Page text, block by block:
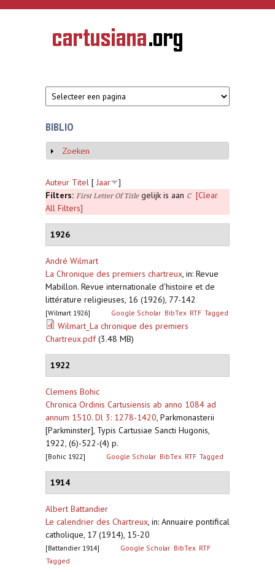
Overslaan en naar de inhoud gaan
CARTUSIANA
Geschiedenis
van de
BIBLIO
Weergeven
Zoeken
Auteur Titel [ Jaar
]
Filters: First Letter Of Titlegelijk is aan C
[Clear
All Filters]
1926
André Wilmart
La Chronique des premiers chartreux, in: Revue
Mabillon. Revue internationale d'histoire et de
littérature religieuses, 16 (1926), 77-142
[Wilmart 1926] Google Scholar BibTex RTF Tagged
Wilmart_La chronique des premiers
Chartreux.pdf(3.48 MB)
1922
Clemens Bohic
Chronica Ordinis Cartusiensis ab anno 1084 ad
annum 1510. Dl 3: 1278-1420, Parkmonasterii
[Parkminster], Typis Cartusiae Sancti Hugonis,
1922, (6)-522-(4) p.
[Bohic 1922] Google Scholar BibTex RTF Tagged
1914
Albert Battandier
Le calendrier des Chartreux, in: Annuaire pontifical
catholique, 17 (1914), 15-20
[Battandier 1914] Google Scholar BibTex RTF
Tagged